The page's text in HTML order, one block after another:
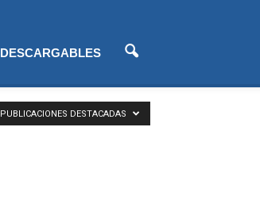
DESCARGABLES
PUBLICACIONES DESTACADAS